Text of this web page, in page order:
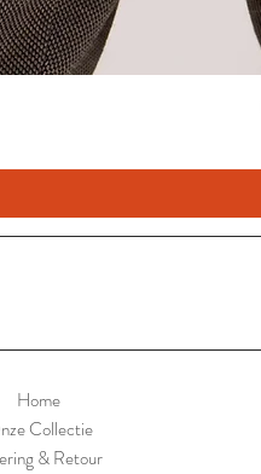
Home
Collectie
& Retour